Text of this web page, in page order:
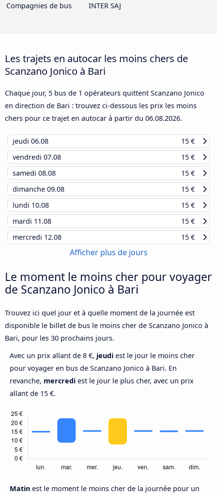
Compagnies de bus
INTER SAJ
Les trajets en autocar les moins chers de
Scanzano Jonico à Bari
Chaque jour, 5 bus de 1 opérateurs quittent Scanzano Jonico
en direction de Bari : trouvez ci-dessous les prix les moins
chers pour ce trajet en autocar à partir du 06.08.2026.
jeudi 06.08
15 €
vendredi 07.08
15 €
samedi 08.08
15 €
dimanche 09.08
15 €
lundi 10.08
15 €
mardi 11.08
15 €
mercredi 12.08 15 €
Afficher plus de jours
Le moment le moins cher pour voyager
de Scanzano Jonico à Bari
Trouvez ici quel jour et à quelle moment de la journée est
disponible le billet de bus le moins cher de Scanzano Jonico à
Bari, pour les 30 prochains jours.
Avec un prix allant de 8 €, jeudi est le jour le moins cher
pour voyager en bus de Scanzano Jonico à Bari. En
revanche, mercredi est le jour le plus cher, avec un prix
allant de 15 €.
Matin est le moment le moins cher de la journée pour un